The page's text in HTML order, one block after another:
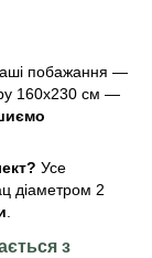
побажання —
160х230 см —
Усе
діаметром 2
з